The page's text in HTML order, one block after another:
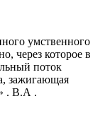
умственного
через которое в
поток
зажигающая
. В.А .